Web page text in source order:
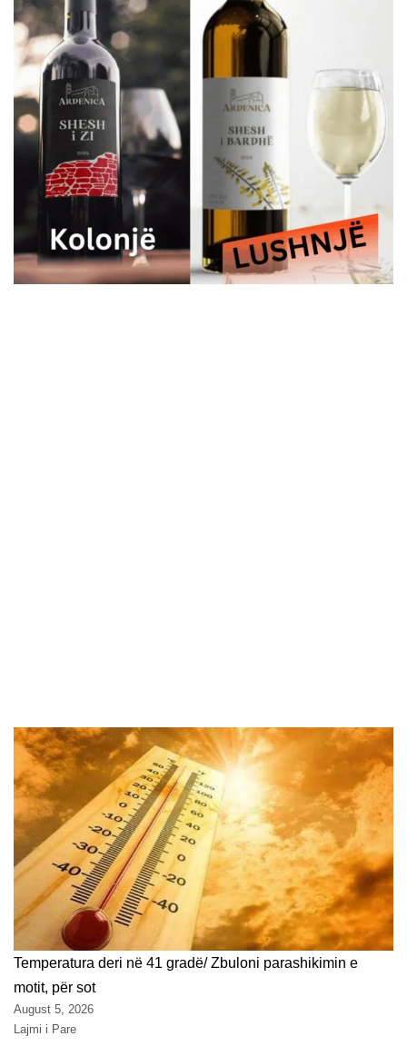
Temperatura deri në 41 gradë/ Zbuloni parashikimin e
motit, për sot
August 5, 2026
Lajmi i Pare